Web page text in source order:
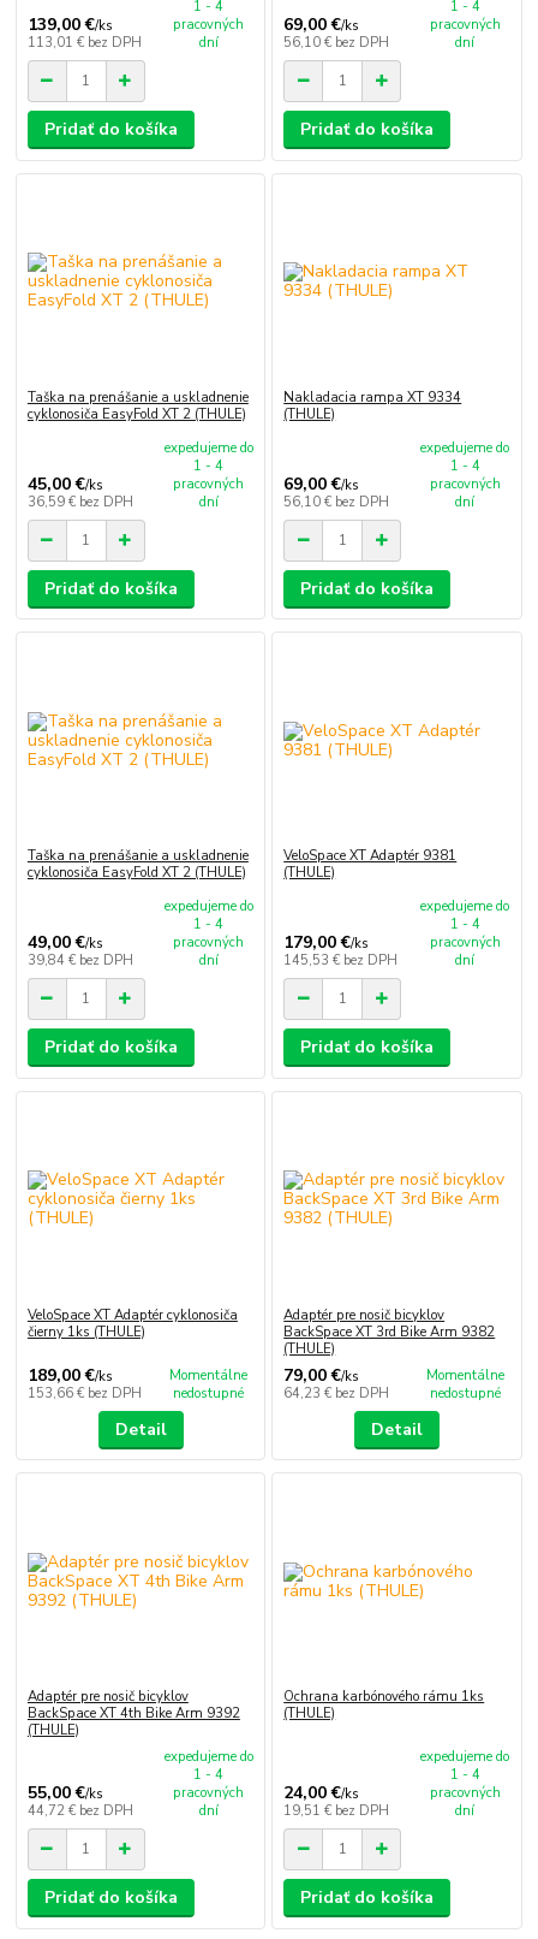
139,00 €/ks
113,01 € bez DPH
1 - 4
pracovných
dní
Pridať do košíka
69,00 €/ks
56,10 € bez DPH
1 - 4
pracovných
dní
Pridať do košíka
Taška na prenášanie a uskladnenie
cyklonosiča EasyFold XT 2 (THULE)
45,00 €/ks
36,59 € bez DPH
expedujeme do
1 - 4
pracovných
dní
Pridať do košíka
Nakladacia rampa XT 9334
(THULE)
69,00 €/ks
56,10 € bez DPH
expedujeme do
1 - 4
pracovných
dní
Pridať do košíka
Taška na prenášanie a uskladnenie
cyklonosiča EasyFold XT 2 (THULE)
49,00 €/ks
39,84 € bez DPH
expedujeme do
1 - 4
pracovných
dní
Pridať do košíka
VeloSpace XT Adaptér 9381
(THULE)
179,00 €/ks
145,53 € bez DPH
expedujeme do
1 - 4
pracovných
dní
Pridať do košíka
VeloSpace XT Adaptér cyklonosiča
čierny 1ks (THULE)
189,00 €/ks
153,66 € bez DPH
Momentálne
nedostupné
Detail
Adaptér pre nosič bicyklov
BackSpace XT 3rd Bike Arm 9382
(THULE)
79,00 €/ks
64,23 € bez DPH
Momentálne
nedostupné
Detail
Adaptér pre nosič bicyklov
BackSpace XT 4th Bike Arm 9392
(THULE)
55,00 €/ks
44,72 € bez DPH
expedujeme do
1 - 4
pracovných
dní
Pridať do košíka
Ochrana karbónového rámu 1ks
(THULE)
24,00 €/ks
19,51 € bez DPH
expedujeme do
1 - 4
pracovných
dní
Pridať do košíka